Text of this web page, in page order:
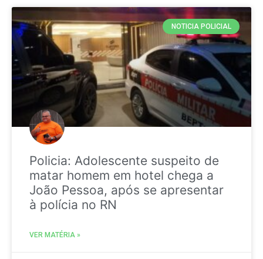
NOTICIA POLICIAL
Policia: Adolescente suspeito de
matar homem em hotel chega a
João Pessoa, após se apresentar
à polícia no RN
VER MATÉRIA »